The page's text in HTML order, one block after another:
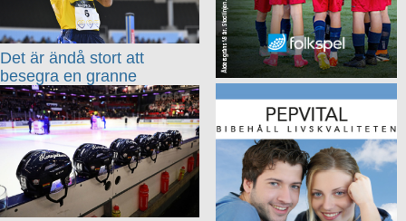
Det är ändå stort att
besegra en granne